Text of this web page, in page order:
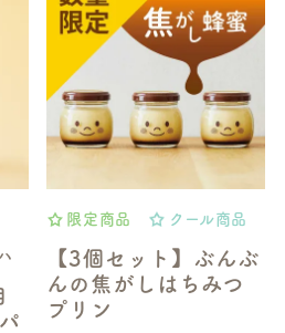
【3個セット】ぶんぶ
んの焦がしはちみつ
プリン
限定商品 クール商品